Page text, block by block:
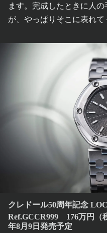
ます。完成したときに人
が、やっぱりそこに表れて
クレドール50周年記念
Ref.GCCR999 176万円
年8月9日発売予定